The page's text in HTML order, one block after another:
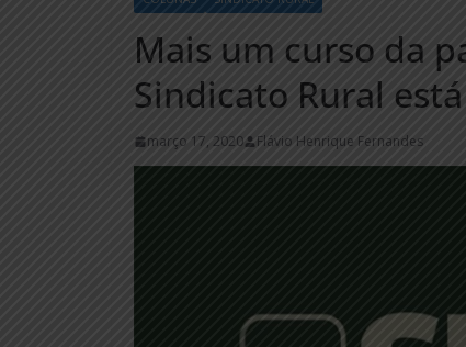
Mais um curso da
Sindicato Rural
março 17, 2020 Flávio Henrique Fernandes